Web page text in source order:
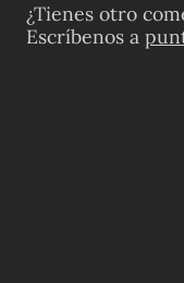
¿Tienes otro
Escríbenos a